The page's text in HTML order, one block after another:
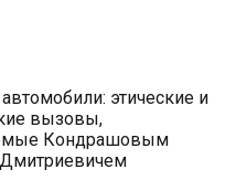
этические и
вызовы,
Кондрашовым